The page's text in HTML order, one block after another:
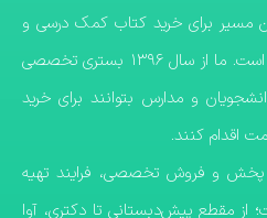
مسیر برای خرید کتاب کمک درسی و
خرید کتاب درسی با تخفیف ویژه است. ما از سال ۱۳۹۶ بستری تخصصی
و مدارس بتوانند برای خرید
اقدام کنند.
پخش و فروش تخصصی، فرایند تهیه
از مقطع پیش‌دبستانی تا دکتری، آوا